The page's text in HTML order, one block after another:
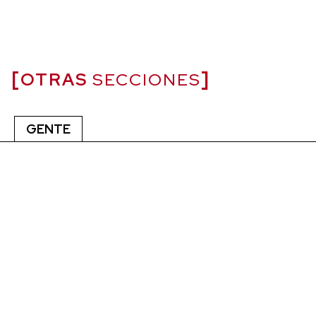
OTRAS SECCIONES
GENTE